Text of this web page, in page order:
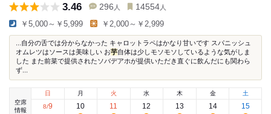
3.46 296 人 14554 人
￥5,000～￥5,999 ￥2,000～￥2,999
...自分の舌では分からなかった キャロットラペはかなり甘いです スパニッシュ
オムレツはソースは美味しい お芋自体は少しモソモソしているような気がしま
した また前菜で提供されたソバデアホが提供いただき直ぐに飲んだにも関わら
ず...
空席
情報
日
8/9
月
10
火
11
水
12
木
13
金
14
土
15